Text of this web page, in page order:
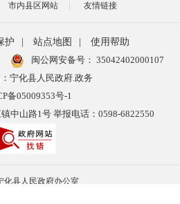
市内县区网站 友情链接
护 站点地图
使用帮助
闽公网安备号： 35042402000107
宁化县人民政府.政务
备05009353号-1
中山路1号 举报电话：0598-6822550
化县人民政府办公室